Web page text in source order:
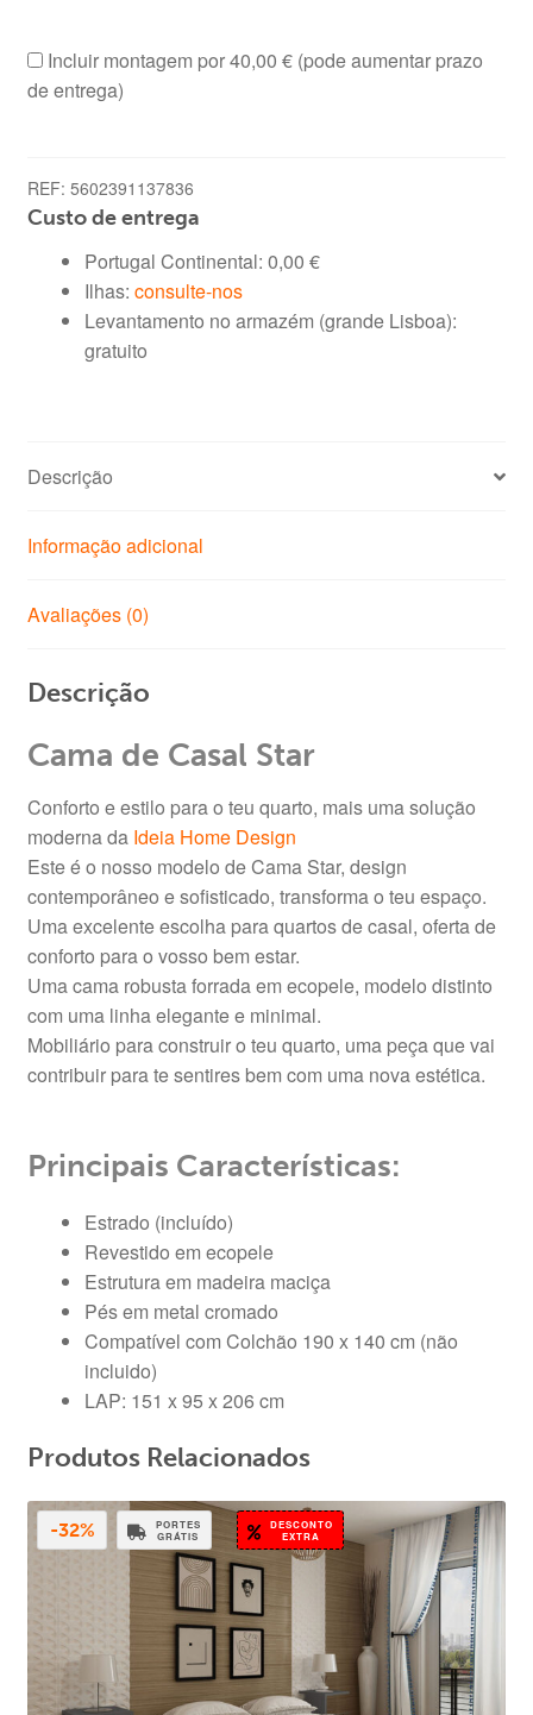
Incluir montagem por40,00 €(pode aumentar prazo
de entrega)
REF: 5602391137836
Custo de entrega
Portugal Continental: 0,00 €
Ilhas: consulte-nos
Levantamento no armazém (grande Lisboa):
gratuito
Descrição
Informação adicional
Avaliações (0)
Descrição
Cama de Casal Star
Conforto e estilo para o teu quarto, mais uma solução
moderna da Ideia Home Design
Este é o nosso modelo de Cama Star, design
contemporâneo e sofisticado, transforma o teu espaço.
Uma excelente escolha para quartos de casal, oferta de
conforto para o vosso bem estar.
Uma cama robusta forrada em ecopele, modelo distinto
com uma linha elegante e minimal.
Mobiliário para construir o teu quarto, uma peça que vai
contribuir para te sentires bem com uma nova estética.
Principais Características:
Estrado (incluído)
Revestido em ecopele
Estrutura em madeira maciça
Pés em metal cromado
Compatível com Colchão 190 x 140 cm (não
incluido)
LAP: 151 x 95 x 206 cm
Produtos Relacionados
PORTES
GRÁTIS
DESCONTO
EXTRA
-32%